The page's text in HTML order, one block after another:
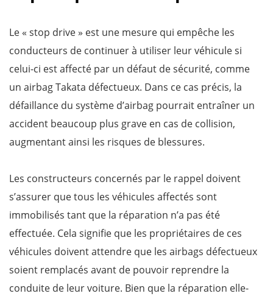
Le « stop drive » est une mesure qui empêche les
conducteurs de continuer à utiliser leur véhicule si
celui-ci est affecté par un défaut de sécurité, comme
un airbag Takata défectueux. Dans ce cas précis, la
défaillance du système d’airbag pourrait entraîner un
accident beaucoup plus grave en cas de collision,
augmentant ainsi les risques de blessures.
Les constructeurs concernés par le rappel doivent
s’assurer que tous les véhicules affectés sont
immobilisés tant que la réparation n’a pas été
effectuée. Cela signifie que les propriétaires de ces
véhicules doivent attendre que les airbags défectueux
soient remplacés avant de pouvoir reprendre la
conduite de leur voiture. Bien que la réparation elle-